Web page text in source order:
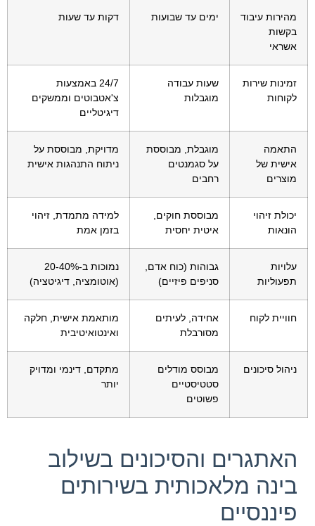
מהירות עיבוד
בקשות
אשראי
ימים עד שבועות דקות עד שעות
זמינות שירות
לקוחות
שעות עבודה
מוגבלות
24/7 באמצעות
צ'אטבוטים וממשקים
דיגיטליים
התאמה
אישית של
מוצרים
מוגבלת, מבוססת
על סגמנטים
רחבים
מדויקת, מבוססת על
ניתוח התנהגות אישית
יכולת זיהוי
הונאות
מבוססת חוקים,
איטית יחסית
למידה מתמדת, זיהוי
בזמן אמת
עלויות
תפעוליות
גבוהות (כוח אדם,
סניפים פיזיים)
נמוכות ב-20-40%
(אוטומציה, דיגיטציה)
חוויית לקוח
אחידה, לעיתים
מסורבלת
מותאמת אישית, חלקה
ואינטואיטיבית
ניהול סיכונים
מבוסס מודלים
סטטיסטיים
פשוטים
מתקדם, דינמי ומדויק
יותר
האתגרים והסיכונים בשילוב
בינה מלאכותית בשירותים
פיננסיים